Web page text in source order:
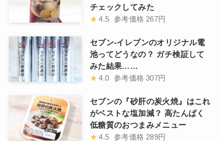
チェックしてみた
★ 4.5 参考価格 267円
セブン-イレブンのオリジナル電
池ってどうなの？ ガチ検証して
みた結果……
★ 4.0 参考価格 307円
セブンの『砂肝の炭火焼』はこれ
がベストな塩加減？ 高たんぱく
低糖質のおつまみメニュー
★ 4.5 参考価格 289円